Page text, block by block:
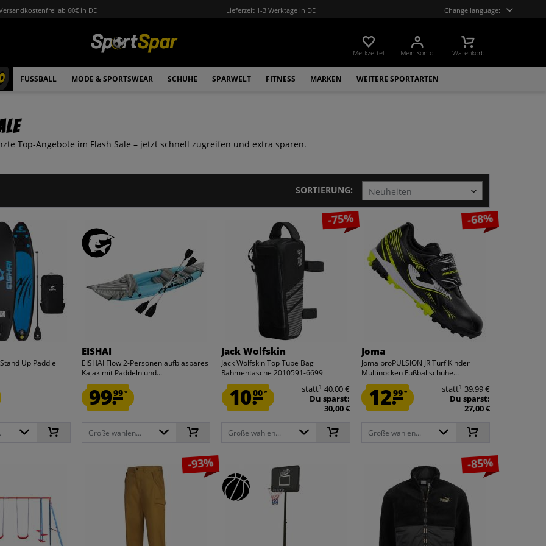
ab 60€ in DE Lieferzeit 1-3 Werktage in DE Change language:
Merkzettel Mein Konto Warenkorb
FUSSBALL MODE & SPORTSWEAR SCHUHE SPARWELT FITNESS MARKEN WEITERE SPORTARTEN
Top-Angebote im Flash Sale – jetzt schnell zugreifen und extra sparen.
SORTIERUNG:
Up Paddle
EISHAI
EISHAI Flow 2-Personen aufblasbares
Kajak mit Paddeln und...
99.99*
Größe wählen...
-75%
Jack Wolfskin
Jack Wolfskin Top Tube Bag
Rahmentasche 2010591-6699
10.00* statt1 40,00 €
Du sparst:
30,00 €
Größe wählen...
-68%
Joma
Joma proPULSION JR Turf Kinder
Multinocken Fußballschuhe...
12.99* statt1 39,99 €
Du sparst:
27,00 €
Größe wählen...
-93% -85%